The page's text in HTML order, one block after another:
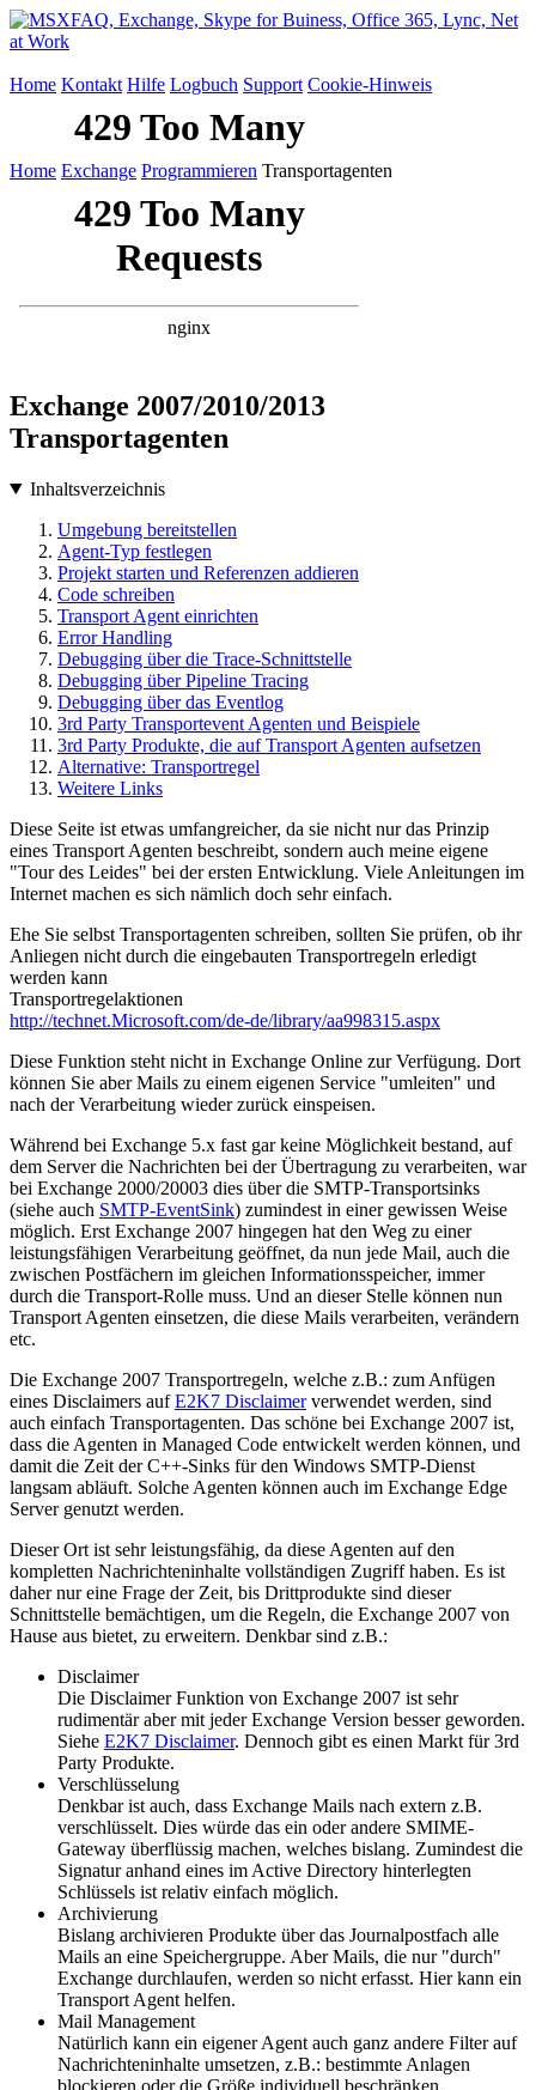
Home Kontakt Hilfe Logbuch Support Cookie-Hinweis
Home Exchange Programmieren Transportagenten
Exchange 2007/2010/2013
Transportagenten
Inhaltsverzeichnis
Umgebung bereitstellen
Agent-Typ festlegen
Projekt starten und Referenzen addieren
Code schreiben
Transport Agent einrichten
Error Handling
Debugging über die Trace-Schnittstelle
Debugging über Pipeline Tracing
Debugging über das Eventlog
3rd Party Transportevent Agenten und Beispiele
3rd Party Produkte, die auf Transport Agenten aufsetzen
Alternative: Transportregel
Weitere Links
Diese Seite ist etwas umfangreicher, da sie nicht nur das Prinzip
eines Transport Agenten beschreibt, sondern auch meine eigene
"Tour des Leides" bei der ersten Entwicklung. Viele Anleitungen im
Internet machen es sich nämlich doch sehr einfach.
Ehe Sie selbst Transportagenten schreiben, sollten Sie prüfen, ob ihr
Anliegen nicht durch die eingebauten Transportregeln erledigt
werden kann
Transportregelaktionen
http://technet.Microsoft.com/de-de/library/aa998315.aspx
Diese Funktion steht nicht in Exchange Online zur Verfügung. Dort
können Sie aber Mails zu einem eigenen Service "umleiten" und
nach der Verarbeitung wieder zurück einspeisen.
Während bei Exchange 5.x fast gar keine Möglichkeit bestand, auf
dem Server die Nachrichten bei der Übertragung zu verarbeiten, war
bei Exchange 2000/20003 dies über die SMTP-Transportsinks
(siehe auch SMTP-EventSink) zumindest in einer gewissen Weise
möglich. Erst Exchange 2007 hingegen hat den Weg zu einer
leistungsfähigen Verarbeitung geöffnet, da nun jede Mail, auch die
zwischen Postfächern im gleichen Informationsspeicher, immer
durch die Transport-Rolle muss. Und an dieser Stelle können nun
Transport Agenten einsetzen, die diese Mails verarbeiten, verändern
etc.
Die Exchange 2007 Transportregeln, welche z.B.: zum Anfügen
eines Disclaimers aufE2K7 Disclaimerverwendet werden, sind
auch einfach Transportagenten. Das schöne bei Exchange 2007 ist,
dass die Agenten in Managed Code entwickelt werden können, und
damit die Zeit der C++-Sinks für den Windows SMTP-Dienst
langsam abläuft. Solche Agenten können auch im Exchange Edge
Server genutzt werden.
Dieser Ort ist sehr leistungsfähig, da diese Agenten auf den
kompletten Nachrichteninhalte vollständigen Zugriff haben. Es ist
daher nur eine Frage der Zeit, bis Drittprodukte sind dieser
Schnittstelle bemächtigen, um die Regeln, die Exchange 2007 von
Hause aus bietet, zu erweitern. Denkbar sind z.B.:
Disclaimer
Die Disclaimer Funktion von Exchange 2007 ist sehr
rudimentär aber mit jeder Exchange Version besser geworden.
Siehe E2K7 Disclaimer. Dennoch gibt es einen Markt für 3rd
Party Produkte.
Verschlüsselung
Denkbar ist auch, dass Exchange Mails nach extern z.B.
verschlüsselt. Dies würde das ein oder andere SMIME-
Gateway überflüssig machen, welches bislang. Zumindest die
Signatur anhand eines im Active Directory hinterlegten
Schlüssels ist relativ einfach möglich.
Archivierung
Bislang archivieren Produkte über das Journalpostfach alle
Mails an eine Speichergruppe. Aber Mails, die nur "durch"
Exchange durchlaufen, werden so nicht erfasst. Hier kann ein
Transport Agent helfen.
Mail Management
Natürlich kann ein eigener Agent auch ganz andere Filter auf
Nachrichteninhalte umsetzen, z.B.: bestimmte Anlagen
blockieren oder die Größe individuell beschränken.